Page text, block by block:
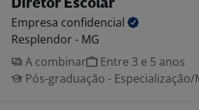
Diretor Escolar
Empresa confidencial
Resplendor - MG
A combinar
Entre 3 e 5 anos
Pós-graduação - Especialização/